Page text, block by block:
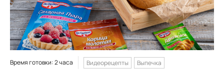
Время готовки: 2 часа Видеорецепты Выпечка